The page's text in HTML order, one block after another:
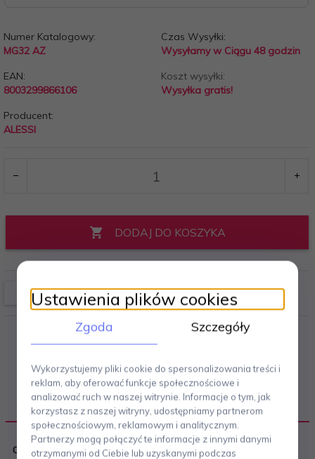
Numer Katalogowy:
MG32 AZ
Czas Wysyłki:
Wysyłamy w Ciągu 48 godzin
EAN:
8003299866106
Koszt wysyłki:
Wysyłka gratis!
Producent:
ALESSI
DODAJ DO KOSZYKA
OPIS PRODUKTU
Czajnik elektryczny MG32, zaprojektowany przezMichaela Gravesa
Ustawienia plików cookies
Zgoda Szczegóły
Wykorzystujemy pliki cookie do spersonalizowania treści i
reklam, aby oferować funkcje społecznościowe i
analizować ruch w naszej witrynie. Informacje o tym, jak
korzystasz z naszej witryny, udostępniamy partnerom
społecznościowym, reklamowym i analitycznym.
Partnerzy mogą połączyć te informacje z innymi danymi
otrzymanymi od Ciebie lub uzyskanymi podczas